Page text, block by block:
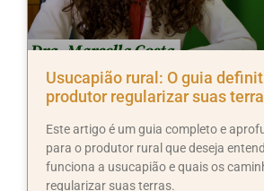
Usucapião rural: O guia
produtor regularizar suas
Este artigo é um guia completo e
para o produtor rural que deseja
funciona a usucapião e quais os
regularizar suas terras.